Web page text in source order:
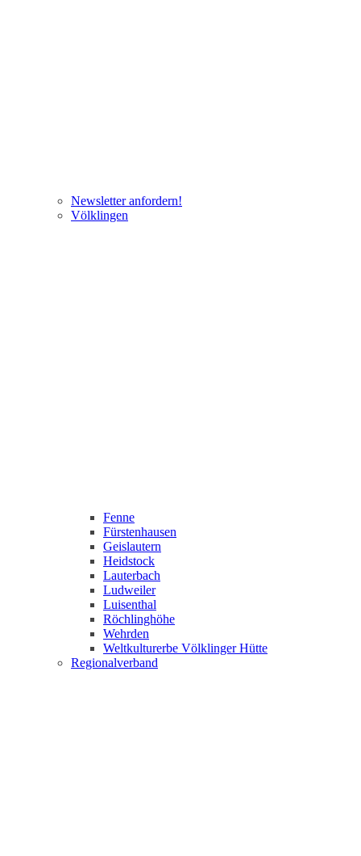
Newsletter anfordern!
Völklingen
Fenne
Fürstenhausen
Geislautern
Heidstock
Lauterbach
Ludweiler
Luisenthal
Röchlinghöhe
Wehrden
Weltkulturerbe Völklinger Hütte
Regionalverband